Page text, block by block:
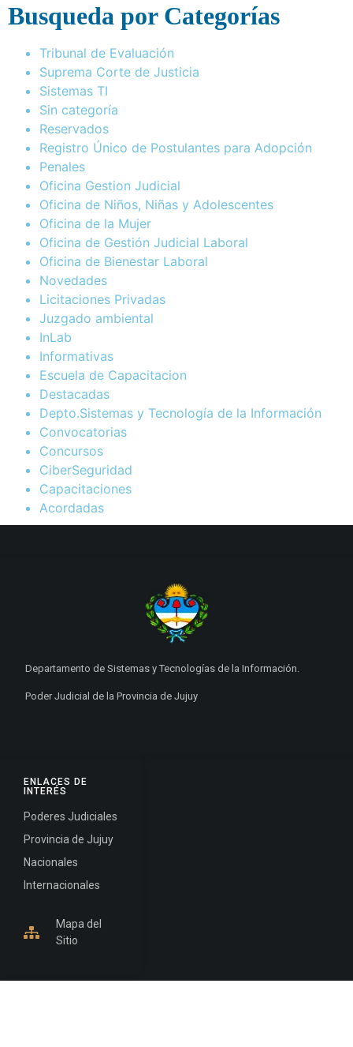
Busqueda por Categorías
Tribunal de Evaluación
Suprema Corte de Justicia
Sistemas TI
Sin categoría
Reservados
Registro Único de Postulantes para Adopción
Penales
Oficina Gestion Judicial
Oficina de Niños, Niñas y Adolescentes
Oficina de la Mujer
Oficina de Gestión Judicial Laboral
Oficina de Bienestar Laboral
Novedades
Licitaciones Privadas
Juzgado ambiental
InLab
Informativas
Escuela de Capacitacion
Destacadas
Depto.Sistemas y Tecnología de la Información
Convocatorias
Concursos
CiberSeguridad
Capacitaciones
Acordadas
ENLACES DE
INTERÉS
Poderes Judiciales
Provincia de Jujuy
Nacionales
Internacionales
Mapa del
Sitio
Departamento de Sistemas y Tecnologías de la Información.
Poder Judicial de la Provincia de Jujuy